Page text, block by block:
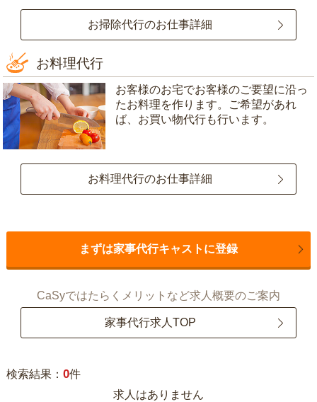
お掃除代行のお仕事詳細
お料理代行
お客様のお宅でお客様のご要望に沿っ
たお料理を作ります。ご希望があれ
ば、お買い物代行も行います。
お料理代行のお仕事詳細
まずは家事代行キャストに登録
CaSyではたらくメリットなど求人概要のご案内
家事代行求人TOP
検索結果： 0件
求人はありません